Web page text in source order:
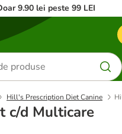
9.90 lei peste 99 LEI
Hill's Prescription Diet Canine
c/d Multicare